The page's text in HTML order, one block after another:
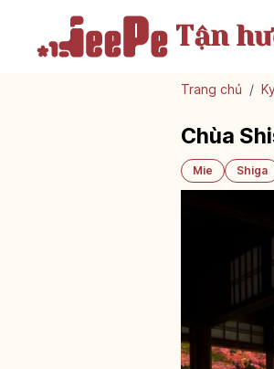
Tận
Trang chủ /
Chùa
Mie Shiga